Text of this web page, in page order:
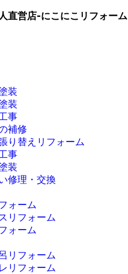
直営店-にこにこリフォーム
装
装
事
補修
り替えリフォーム
事
装
修理・交換
ォーム
リフォーム
ォーム
リフォーム
リフォーム